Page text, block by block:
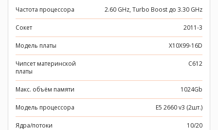
Частота процессора 2.60 GHz, Turbo Boost до 3.30 GHz
Сокет 2011-3
Модель платы X10X99-16D
Чипсет материнской
платы
C612
Макс. объём памяти 1024Gb
Модель процессора E5 2660 v3 (2шт.)
Ядра/потоки 10/20